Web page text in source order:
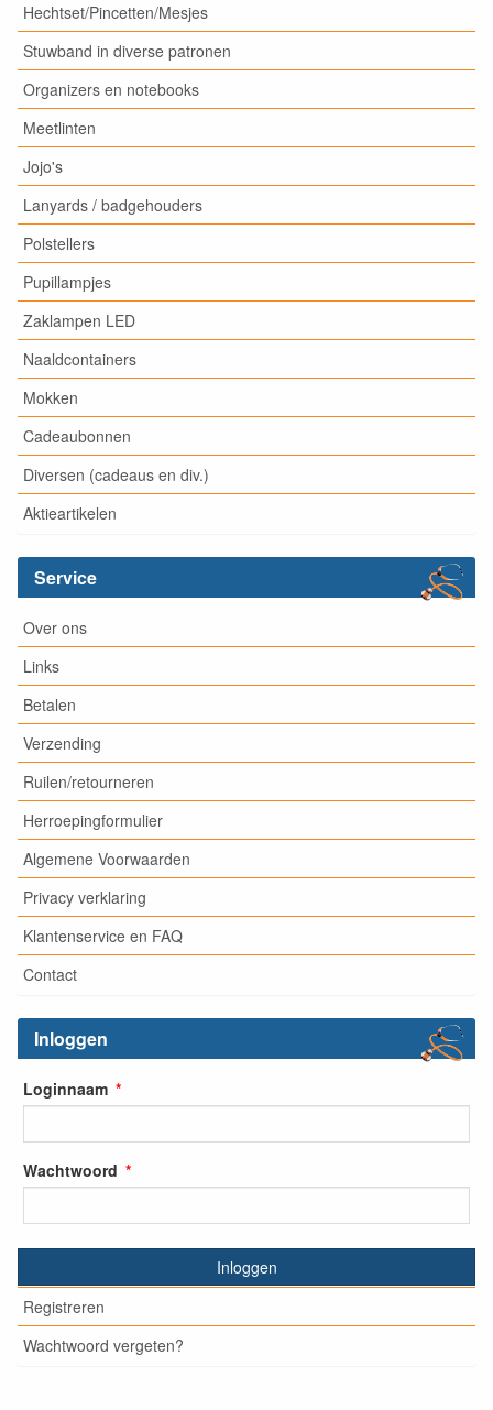
Hechtset/Pincetten/Mesjes
Stuwband in diverse patronen
Organizers en notebooks
Meetlinten
Jojo's
Lanyards / badgehouders
Polstellers
Pupillampjes
Zaklampen LED
Naaldcontainers
Mokken
Cadeaubonnen
Diversen (cadeaus en div.)
Aktieartikelen
Service
Over ons
Links
Betalen
Verzending
Ruilen/retourneren
Herroepingformulier
Algemene Voorwaarden
Privacy verklaring
Klantenservice en FAQ
Contact
Inloggen
Loginnaam
Wachtwoord
Inloggen
Registreren
Wachtwoord vergeten?